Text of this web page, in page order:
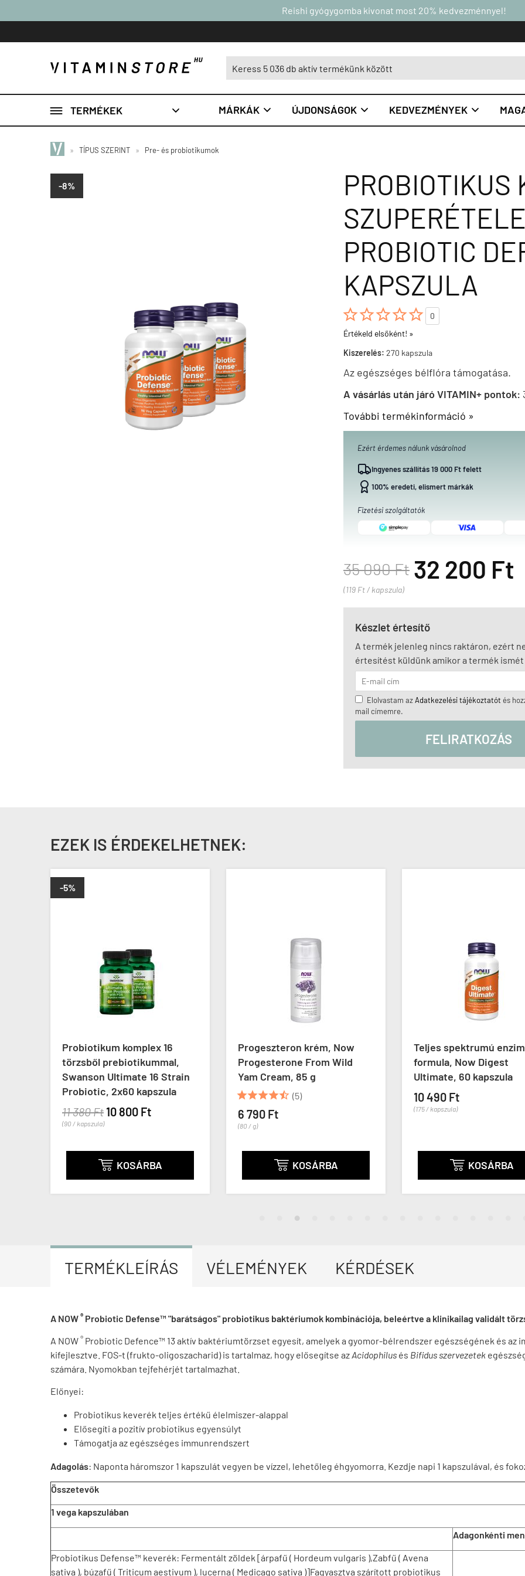
Reishi gyógygomba kivonat most 20% kedvezménnyel!
 TERMÉKEK  MÁRKÁK  ÚJDONSÁGOK  KEDVEZMÉNYEK 
» TÍPUS SZERINT » Pre- és probiotikumok
-8%
PROBIOTIKUS
PROBIOTIC
KAPSZULA

0
Értékeld elsőként! »
Kiszerelés: 270 kapszula
Az egészséges bélflóra támogatása.
A vásárlás után járó VITAMIN+ pontok:
További termékinformáció »
Ezért érdemes nálunk vásárolnod
Ingyenes szállítás 19 000 Ft felett
100% eredeti, elismert márkák
Fizetési szolgáltatók
35 090 Ft 32 200 Ft
(119 Ft / kapszula)
Készlet értesítő
A termék jelenleg nincs raktáron, ezért
értesítést küldünk amikor a termék
Elolvastam azAdatkezelési tájékoztatót és
mail címemre.
FELIRATKOZÁS
EZEK IS ÉRDEKELHETNEK:
komplex 16
prebiotikummal,
Ultimate 16 Strain
2x60 kapszula
10 800 Ft
Progeszteron krém, Now
Progesterone From Wild
Yam Cream, 85 g

Teljes spektrumú enzim
formula, Now Digest
Ultimate, 60 kapszula
TERMÉKLEÍRÁS VÉLEMÉNYEK KÉRDÉSEK
A NOW ® Probiotic Defense™ "barátságos" probiotikus baktériumok kombinációja, beleértve a klinikailag validált
A NOW ® Probiotic Defence™ 13 aktív baktériumtörzset egyesít, amelyek a gyomor-bélrendszer egészségének és az
kifejlesztve. FOS-t (frukto-oligoszacharid) is tartalmaz, hogy elősegítse azAcidophilus és Bifidus szervezetek
számára. Nyomokban tejfehérjét tartalmazhat.
Előnyei:
Probiotikus keverék teljes értékű élelmiszer-alappal
Elősegíti a pozitív probiotikus egyensúlyt
Támogatja az egészséges immunrendszert
Adagolás: Naponta háromszor 1 kapszulát vegyen be vízzel, lehetőleg éhgyomorra. Kezdje napi 1 kapszulával, és
Összetevők
1 vega kapszulában
Adagonkénti
Probiotikus Defense™ keverék: Fermentált zöldek [árpafű ( Hordeum vulgaris ),Zabfű ( Avena
sativa ), búzafű ( Triticum aestivum ), lucerna ( Medicago sativa )]Fagyasztva szárított probiotikus